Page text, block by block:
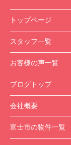
トップページ
スタッフ一覧
お客様の声一覧
ブログトップ
会社概要
富士市の物件一覧